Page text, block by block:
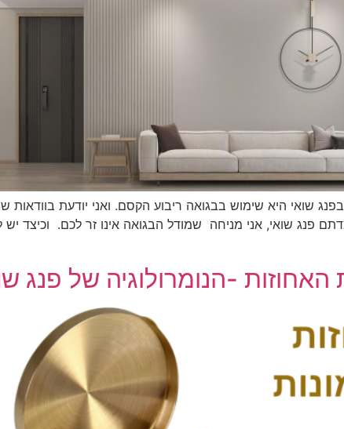
שואי היא שימוש בבגואה ריבוע הקסם. ואני יודעת
פנג שואי, אני מניחה שמודל הבגואה אינו זר לכם. וכיצד
-הנומרולוגיה של פנג